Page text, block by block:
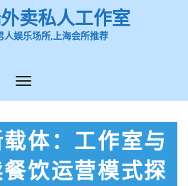
卖私人工作室
人娱乐场所,上海会所推荐
体：工作室与
饮运营模式探